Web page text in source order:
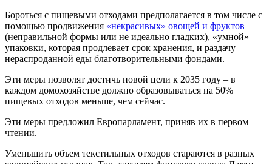
Бороться с пищевыми отходами предполагается в том числе с
помощью продвижения «некрасивых» овощей и фруктов
(неправильной формы или не идеально гладких), «умной»
упаковки, которая продлевает срок хранения, и раздачу
нераспроданной еды благотворительными фондами.
Эти меры позволят достичь новой цели к 2035 году – в
каждом домохозяйстве должно образовываться на 50%
пищевых отходов меньше, чем сейчас.
Эти меры предложил Европарламент, приняв их в первом
чтении.
Уменьшить объем текстильных отходов стараются в разных